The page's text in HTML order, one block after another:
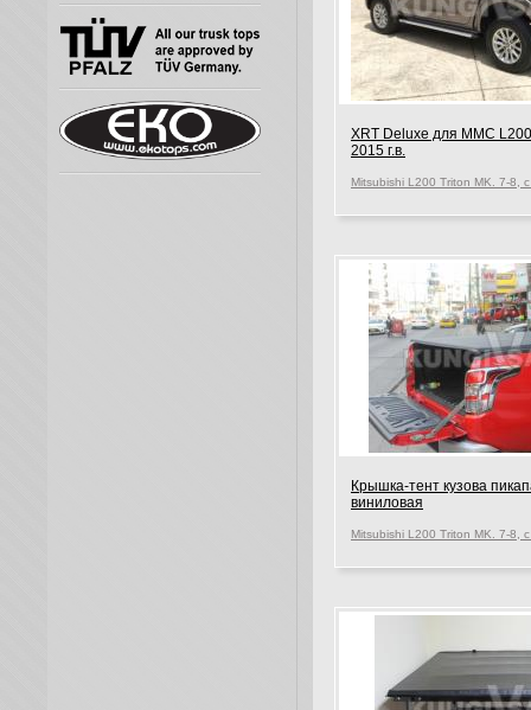
XRT Deluxe для MMC L200
2015 г.в.
Крышка-тент кузова
виниловая